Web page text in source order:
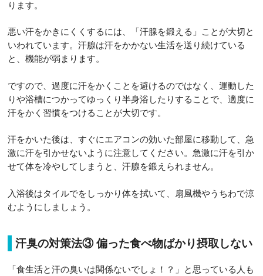
ります。
悪い汗をかきにくくするには、「汗腺を鍛える」ことが大切と
いわれています。汗腺は汗をかかない生活を送り続けている
と、機能が弱まります。
ですので、過度に汗をかくことを避けるのではなく、運動した
りや浴槽につかってゆっくり半身浴したりすることで、適度に
汗をかく習慣をつけることが大切です。
汗をかいた後は、すぐにエアコンの効いた部屋に移動して、急
激に汗を引かせないように注意してください。急激に汗を引か
せて体を冷やしてしまうと、汗腺を鍛えられません。
入浴後はタイルでをしっかり体を拭いて、扇風機やうちわで涼
むようにしましょう。
汗臭の対策法③ 偏った食べ物ばかり摂取しない
「食生活と汗の臭いは関係ないでしょ！？」と思っている人も